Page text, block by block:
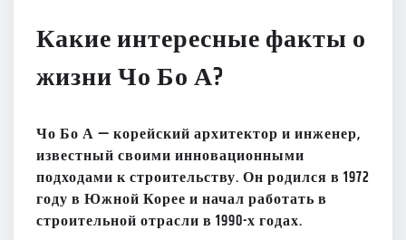
Какие интересные факты о
жизни Чо Бо А?
Чо Бо А — корейский архитектор и инженер,
известный своими инновационными
подходами к строительству. Он родился в 1972
году в Южной Корее и начал работать в
строительной отрасли в 1990-х годах.